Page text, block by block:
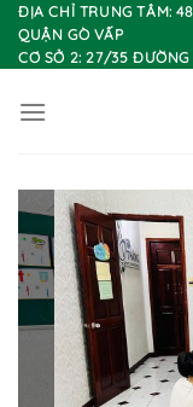
Chuyển
đến
nội
dung
ĐỊA CHỈ TRUNG TÂM:
QUẬN GÒ VẤP
CƠ SỞ 2: 27/35